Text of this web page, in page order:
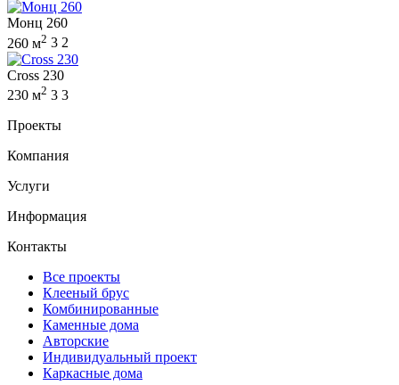
Монц 260
260 м2 3 2
Cross 230
230 м2 3 3
Проекты
Компания
Услуги
Информация
Контакты
Все проекты
Клееный брус
Комбинированные
Каменные дома
Авторские
Индивидуальный проект
Каркасные дома